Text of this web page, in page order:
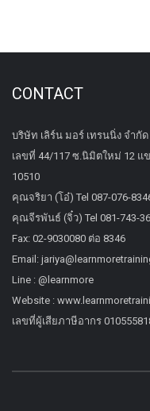
CONTACT
บริษัท เลิร์น มอร์ เทรนนิ่ง จำกัด
เลขที่ 44/117 ซ.นิมิตใหม่ 12 แ
10510
คุณจริยา (โอ๋) Tel 087-076-
คุณจีรพันธ์ (จิ๋ว) Tel 081-743-
Fax: 02-9030080 ต่อ 8346
Email:
Line : @learnmore
Website :
เลขที่ผู้เสียภาษีอากร